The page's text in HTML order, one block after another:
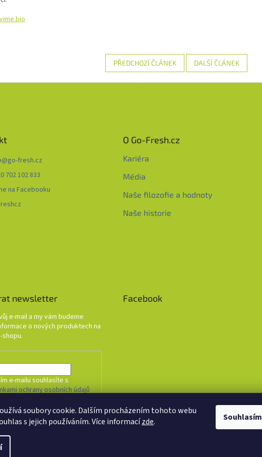
soubory cookie. Dalším procházením tohoto webu
s jejich používáním. Více informacízde. Souhlasím
PŘEDCHOZÍ ČLÁNEK DALŠÍ ČLÁNEK
@go-fresh.cz
702 102 833
na Facebooku
O Go-Fresh.cz
Kariéra
Média
Naše filozofie a hodnoty
Naše historie
newsletter
e-mail a my vám budeme
o nových produktech na
shopu.
e-mailu souhlasíte s
ochrany osobních údajů
SE
Facebook
Všechna práva vyhrazena.